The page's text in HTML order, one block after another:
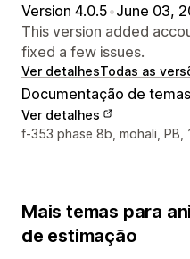
Version 4.0.5•June 03,
This version added
fixed a few issues.
Ver detalhesTodas as
Documentação de temas
Ver detalhes
Detalhes de contacto do
f-353 phase 8b, mohali, PB,
Mais temas para
de estimação